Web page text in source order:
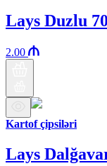
Lays Duzlu
2.00
Kartof çipsiləri
Lays